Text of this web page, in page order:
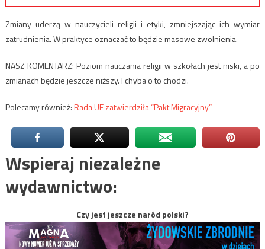
Zmiany uderzą w nauczycieli religii i etyki, zmniejszając ich wymiar
zatrudnienia. W praktyce oznaczać to będzie masowe zwolnienia.
NASZ KOMENTARZ: Poziom nauczania religii w szkołach jest niski, a po
zmianach będzie jeszcze niższy. I chyba o to chodzi.
Polecamy również:Rada UE zatwierdziła “Pakt Migracyjny”
Wspieraj niezależne
wydawnictwo:
Czy jest jeszcze naród polski?